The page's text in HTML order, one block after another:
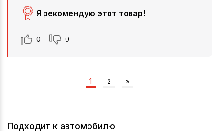
Я рекомендую этот товар!
0 0
1 2 »
Подходит к автомобилю